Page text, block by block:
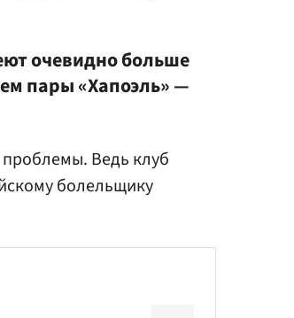
очевидно больше
пары «Хапоэль» —
Ведь клуб
болельщику